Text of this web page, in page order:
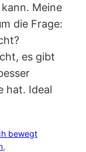
Meine
die Frage:
es gibt
hat. Ideal
bewegt
,